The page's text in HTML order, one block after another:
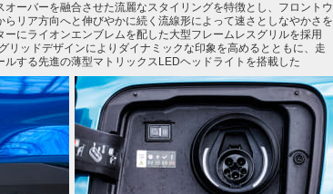
ーバーを融合させた流麗なスタイリングを特徴とし、フロントウ
リア方向へと伸びやかに続く流線形によって速さとしなやかさを
にライオンエンブレムを配した大型フレームレスグリルを採用
リッドデザインによりダイナミックな印象を高めるとともに、走
する先進の薄型マトリックスLEDヘッドライトを搭載した